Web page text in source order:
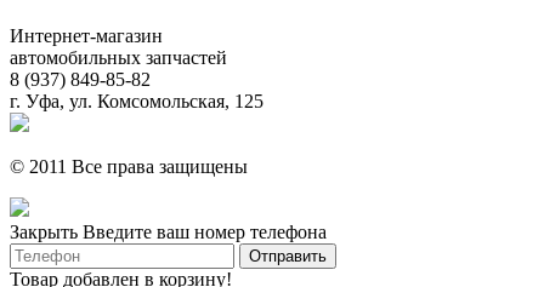
Интернет-магазин
автомобильных запчастей
8 (937) 849-85-82
г. Уфа, ул. Комсомольская, 125
© 2011 Все права защищены
Закрыть Введите ваш номер телефона
Товар добавлен в корзину!